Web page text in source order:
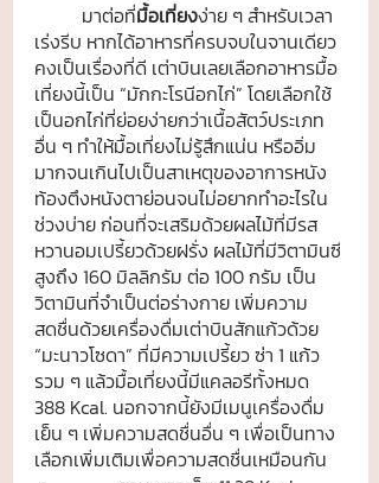
	มาต่อที่
มื้อเที่ยงง่าย ๆ สำหรับเวลา
เร่งรีบ หากได้อาหารที่ครบจบในจานเดียว
คงเป็นเรื่องที่ดี เต่าบินเลยเลือกอาหารมื้อ
เที่ยงนี้เป็น “มักกะโรนีอกไก่” โดยเลือกใช้
เป็นอกไก่ที่ย่อยง่ายกว่าเนื้อสัตว์ประเภท
อื่น ๆ ทำให้มื้อเที่ยงไม่รู้สึกแน่น หรืออิ่ม
มากจนเกินไปเป็นสาเหตุของอาการหนัง
ท้องตึงหนังตาย่อนจนไม่อยากทำอะไรใน
ช่วงบ่าย ก่อนที่จะเสริมด้วยผลไม้ที่มีรส
หวานอมเปรี้ยวด้วยฝรั่ง ผลไม้ที่มีวิตามินซี
สูงถึง 160 มิลลิกรัม ต่อ 100 กรัม เป็น
วิตามินที่จำเป็นต่อร่างกาย เพิ่มความ
สดชื่นด้วยเครื่องดื่มเต่าบินสักแก้วด้วย
“มะนาวโซดา” ที่มีความเปรี้ยว ซ่า 1 แก้ว
รวม ๆ แล้วมื้อเที่ยงนี้มีแคลอรีทั้งหมด
388 Kcal. นอกจากนี้ยังมีเมนูเครื่องดื่ม
เย็น ๆ เพิ่มความสดชื่นอื่น ๆ เพื่อเป็นทาง
เลือกเพิ่มเติมเพื่อความสดชื่นเหมือนกัน